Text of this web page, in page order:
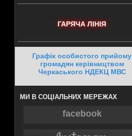
ГАРЯЧА ЛІНІЯ
Графік особистого прийому
громадян керівництвом
Черкаського НДЕКЦ МВС
МИ В СОЦІАЛЬНИХ МЕРЕЖАХ
facebook